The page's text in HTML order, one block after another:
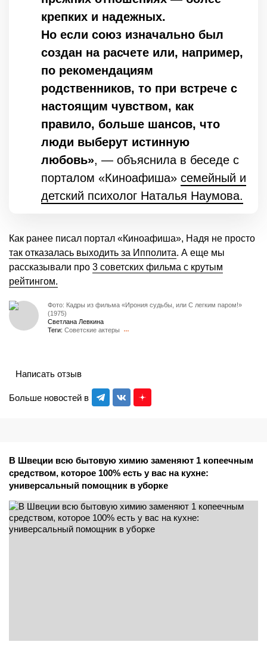
крепких и надежных.
Но если союз изначально был
создан на расчете или, например,
по рекомендациям
родственников, то при встрече с
настоящим чувством, как
правило, больше шансов, что
люди выберут истинную
любовь», — объяснила в беседе с
порталом «Киноафиша» семейный и
детский психолог Наталья Наумова.
Как ранее писал портал «Киноафиша», Надя не просто
так отказалась выходить за Ипполита. А еще мы
рассказывали про 3 советских фильма с крутым
рейтингом.
Фото: Кадры из фильма «Ирония судьбы, или С легким паром!»
(1975)
Светлана Левкина
Теги: Советские актеры
Больше новостей в
Написать отзыв
В Швеции всю бытовую химию заменяют 1 копеечным
средством, которое 100% есть у вас на кухне:
универсальный помощник в уборке